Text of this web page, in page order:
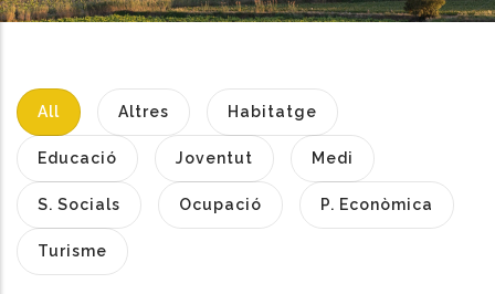
All Altres Habitatge
Educació Joventut Medi
S. Socials Ocupació P. Econòmica
Turisme